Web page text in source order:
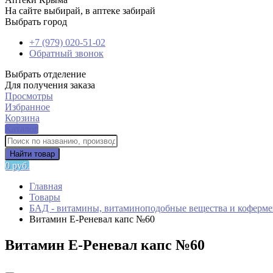
На сайте выбирай, в аптеке забирай
Выбрать город
+7 (979) 020-51-02
Обратный звонок
Выбрать отделение
Для получения заказа
Просмотры
Избранное
Корзина
Найти товар
0 руб.
Главная
Товары
БАД - витамины, витаминоподобные вещества и
Витамин E-Реневал капс №60
Витамин E-Реневал капс №60